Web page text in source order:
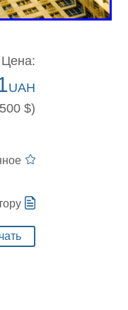
Цена:
UAH
$)